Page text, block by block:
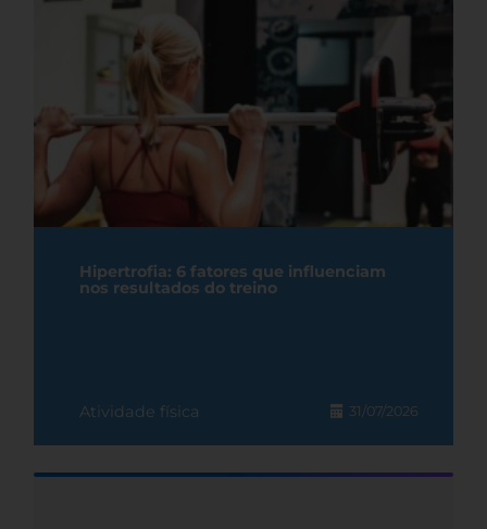
Hipertrofia: 6 fatores que influenciam
nos resultados do treino
Atividade física 31/07/2026